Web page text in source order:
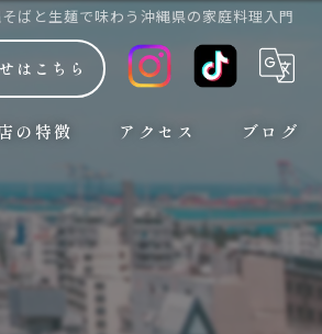
ばと生麺で味わう沖縄県の家庭料理入門
はこちら
の特徴
から
アクセス ブログ
コラム